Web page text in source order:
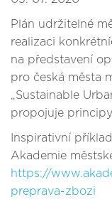
Plán udržitelné
realizaci
na představení
pro česká města
„Sustainable
propojuje
Inspirativní
Akademie
https://
preprava-zbozi